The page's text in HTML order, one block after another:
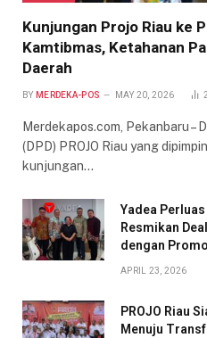
Kunjungan Projo Riau ke
Kamtibmas, Ketahanan
Daerah
BY MERDEKA-POS MAY 20, 2026 2
Merdekapos.com, Pekanbaru –
(DPD) PROJO Riau yang
kunjungan…
Yadea
Resmikan
dengan
APRIL 23, 2026
PROJO Riau
Menuju